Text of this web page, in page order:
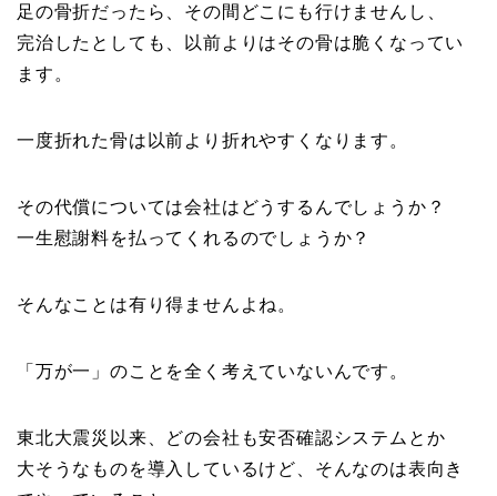
足の骨折だったら、その間どこにも行けませんし、
完治したとしても、以前よりはその骨は脆くなってい
ます。
一度折れた骨は以前より折れやすくなります。
その代償については会社はどうするんでしょうか？
一生慰謝料を払ってくれるのでしょうか？
そんなことは有り得ませんよね。
「万が一」のことを全く考えていないんです。
東北大震災以来、どの会社も安否確認システムとか
大そうなものを導入しているけど、そんなのは表向き